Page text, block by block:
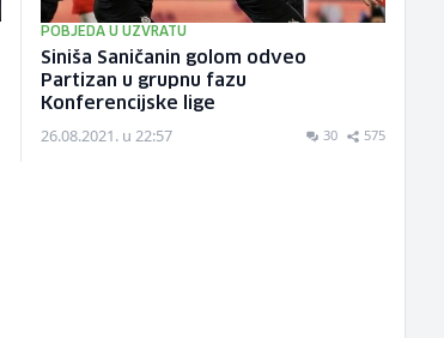
POBJEDA U UZVRATU
Siniša Saničanin golom odveo
Partizan u grupnu fazu
Konferencijske lige
26.08.2021. u 22:57 30 575